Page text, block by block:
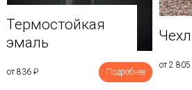
Термостойкая
эмаль
от 836 ₽ Подробнее
от 2 805